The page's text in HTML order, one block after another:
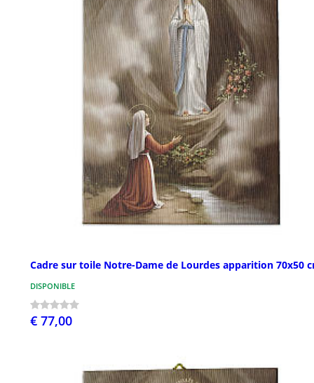
Cadre sur toile Notre-Dame de Lourdes apparition 70x50
DISPONIBLE
€ 77,00